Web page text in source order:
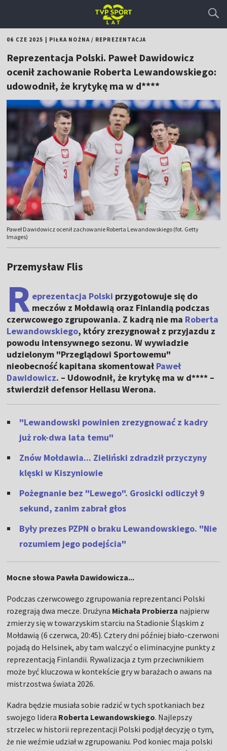
06 CZE 2025 PIŁKA NOŻNA/ REPREZENTACJA
Reprezentacja Polski. Paweł Dawidowicz
ocenił zachowanie Roberta Lewandowskiego:
udowodnił, że krytykę ma w d****
Paweł Dawidowicz ocenił zachowanie Roberta Lewandowskiego (fot. Getty
Images)
Przemysław Flis
R eprezentacja Polski przygotowuje się do
meczów z Mołdawią oraz Finlandią podczas
czerwcowego zgrupowania. Z kadrą nie ma Roberta
Lewandowskiego, który zrezygnował z przyjazdu z
powodu intensywnego sezonu. W wywiadzie
udzielonym "Przeglądowi Sportowemu"
nieobecność kapitana skomentowałPaweł
Dawidowicz. – Udowodnił, że krytykę ma w d**** –
stwierdził defensor Hellasu Werona.
"Lewandowski powinien zrezygnować z kadry
już rok-dwa lata temu"
Znów Mołdawia... Zieliński zdradził przyczyny
klęski w Kiszyniowie
Pożegnanie bez "Lewego". Grosicki odliczył 9
sekund, zanim zabrał głos
Były prezes PZPN o braku Lewandowskiego. "Nie
rozumiem jego podejścia"
Mocne słowa Pawła Dawidowicza...
Podczas czerwcowego zgrupowania reprezentanci Polski
rozegrają dwa mecze. Drużyna Michała Probierza najpierw
zmierzy się w towarzyskim starciu na Stadionie Śląskim z
Mołdawią (6 czerwca, 20:45). Cztery dni później biało-czerwoni
pojadą do Helsinek, aby tam walczyć o eliminacyjne punkty z
reprezentacją Finlandii. Rywalizacja z tym przeciwnikiem
może być kluczowa w kontekście gry w barażach o awans na
mistrzostwa świata 2026.
Kadra będzie musiała sobie radzić w tych spotkaniach bez
swojego lidera Roberta Lewandowskiego. Najlepszy
strzelec w historii reprezentacji Polski podjął decyzję o tym,
że nie weźmie udział w zgrupowaniu. Pod koniec maja polski